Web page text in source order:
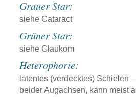
Grauer Star:
siehe Cataract
Grüner Star:
siehe Glaukom
Heterophorie:
latentes (verdecktes) Schielen
beider Augachsen, kann meist